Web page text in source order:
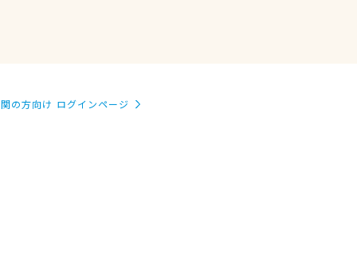
の方向け ログインページ